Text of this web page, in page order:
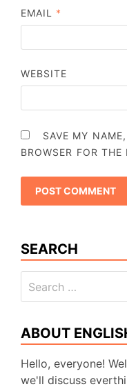
EMAIL *
WEBSITE
SAVE MY
BROWSER FOR
SEARCH
for:
ABOUT
Hello, everyone!
we'll discuss